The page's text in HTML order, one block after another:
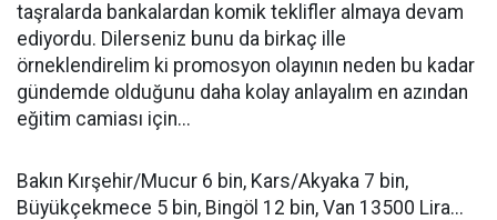
taşralarda bankalardan komik teklifler almaya devam
ediyordu. Dilerseniz bunu da birkaç ille
örneklendirelim ki promosyon olayının neden bu kadar
gündemde olduğunu daha kolay anlayalım en azından
eğitim camiası için...
Bakın Kırşehir/Mucur 6 bin, Kars/Akyaka 7 bin,
Büyükçekmece 5 bin, Bingöl 12 bin, Van 13500 Lira...